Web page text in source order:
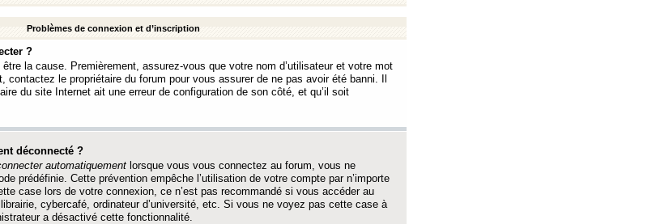
Problèmes de connexion et d’inscription
?
la cause. Premièrement, assurez-vous que votre nom d’utilisateur et votre mot
le propriétaire du forum pour vous assurer de ne pas avoir été banni. Il
du site Internet ait une erreur de configuration de son côté, et qu’il soit
déconnecté ?
automatiquement lorsque vous vous connectez au forum, vous ne
prédéfinie. Cette prévention empêche l’utilisation de votre compte par n’importe
case lors de votre connexion, ce n’est pas recommandé si vous accéder au
cybercafé, ordinateur d’université, etc. Si vous ne voyez pas cette case à
a désactivé cette fonctionnalité.